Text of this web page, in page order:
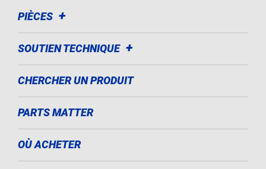
PIÈCES
SOUTIEN TECHNIQUE
CHERCHER UN PRODUIT
PARTS MATTER
OÙ ACHETER